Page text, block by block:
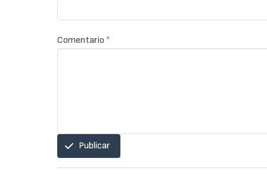
Comentario *
Publicar